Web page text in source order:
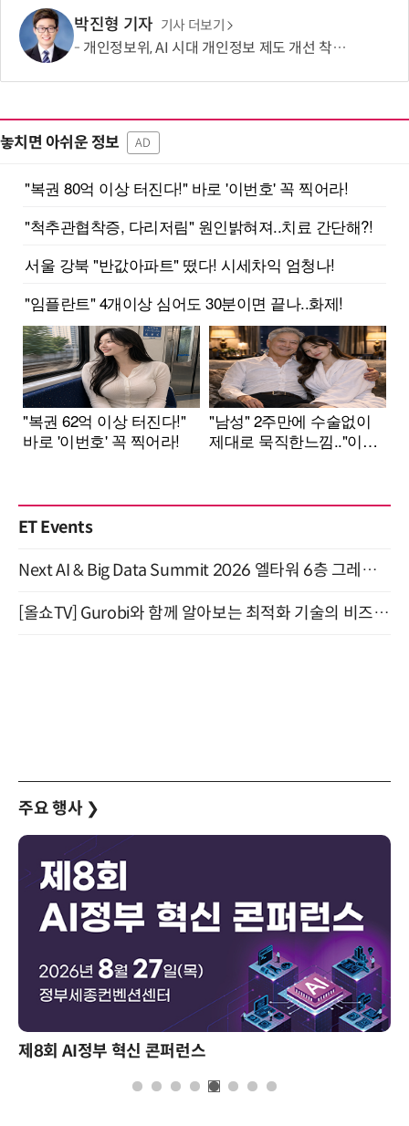
박진형 기자 기사 더보기
개인정보위, AI 시대 개인정보 제도 개선 착수…국민제안 접수
놓치면 아쉬운 정보 AD
ET Events
Next AI & Big Data Summit 2026 엘타워 6층 그레이스홀 개최 (9/18)
[올쇼TV] Gurobi와 함께 알아보는 최적화 기술의 비즈니스 활용 (8월 20일 생방송)
주요 행사 ❯
제8회 AI정부 혁신 콘퍼런스